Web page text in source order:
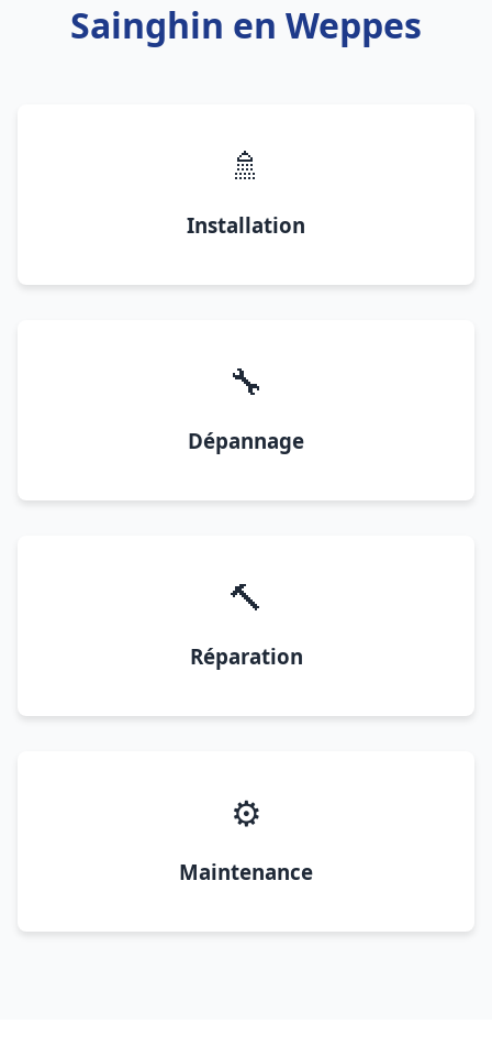
Sainghin en Weppes
🚿
Installation
🔧
Dépannage
🔨
Réparation
⚙️
Maintenance